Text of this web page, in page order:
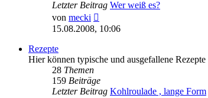
Letzter Beitrag Wer weiß es?
von mecki
Beitrag
15.08.2008, 10:06
Rezepte
Hier können typische und ausgefallene
28 Themen
159 Beiträge
Letzter Beitrag Kohlroulade , lange Form